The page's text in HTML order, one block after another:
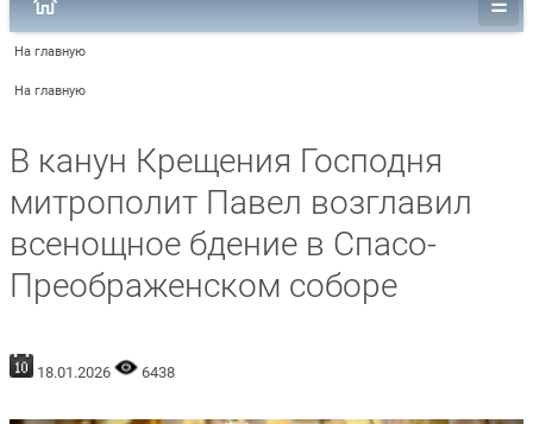
На главную
На главную
В канун Крещения Господня
митрополит Павел возглавил
всенощное бдение в Спасо-
Преображенском соборе
18.01.2026 6438